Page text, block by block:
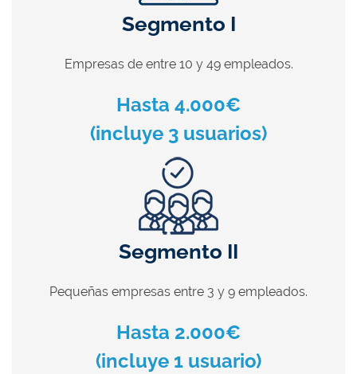
Segmento I
Empresas de entre 10 y 49 empleados.
Hasta 4.000€
(incluye 3 usuarios)
Segmento II
Pequeñas empresas entre 3 y 9 empleados.
Hasta 2.000€
(incluye 1 usuario)